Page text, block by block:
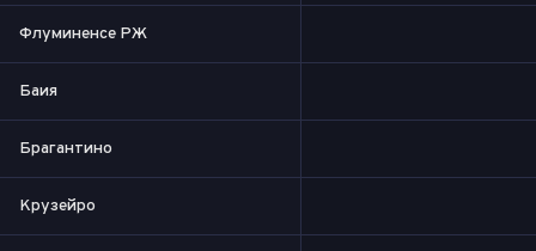
Флуминенсе РЖ
Баия
Брагантино
Крузейро